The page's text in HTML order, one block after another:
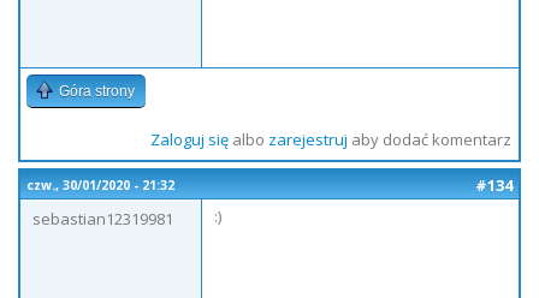
Góra strony
Zaloguj sięalbo zarejestruj aby dodać komentarz
czw., 30/01/2020 - 21:32
#134
sebastian12319981
:)